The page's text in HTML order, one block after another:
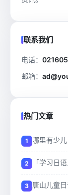
联系我们
电话：
邮箱：
热门文章
哪里有少
「学习日
唐山儿童